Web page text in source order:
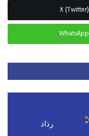
X (Twitter)
WhatsApp
رذاذ